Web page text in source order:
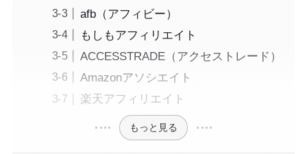
afb（アフィビー）
もしもアフィリエイト
ACCESSTRADE（アクセストレード）
Amazonアソシエイト
楽天アフィリエイト
もっと見る